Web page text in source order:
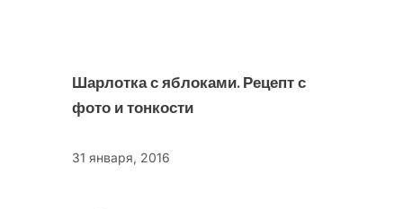
Шарлотка с яблоками. Рецепт с
фото и тонкости
31 января, 2016